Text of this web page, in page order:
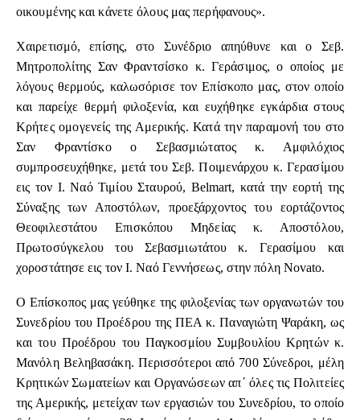
οικουμένης και κάνετε όλους μας περήφανους».
Χαιρετισμό, επίσης, στο Συνέδριο απηύθυνε και ο Σεβ.
Μητροπολίτης Σαν Φραντσίσκο κ. Γεράσιμος, ο οποίος με
λόγους θερμούς, καλωσόρισε τον Επίσκοπο μας, στον οποίο
και παρείχε θερμή φιλοξενία, και ευχήθηκε εγκάρδια στους
Κρήτες ομογενείς της Αμερικής. Κατά την παραμονή του στο
Σαν Φραντίσκο ο Σεβασμιώτατος κ. Αμφιλόχιος
συμπροσευχήθηκε, μετά του Σεβ. Ποιμενάρχου κ. Γερασίμου
εις τον Ι. Ναό Τιμίου Σταυρού, Belmart, κατά την εορτή της
Σύναξης των Αποστόλων, προεξάρχοντος του εορτάζοντος
Θεοφιλεστάτου Επισκόπου Μηδείας κ. Αποστόλου,
Πρωτοσύγκελου του Σεβασμιωτάτου κ. Γερασίμου και
χοροστάτησε εις τον Ι. Ναό Γεννήσεως, στην πόλη Novato.
Ο Επίσκοπος μας γεύθηκε της φιλοξενίας των οργανωτών του
Συνεδρίου του Προέδρου της ΠΕΑ κ. Παναγιώτη Ψαράκη, ως
και του Προέδρου του Παγκοσμίου Συμβουλίου Κρητών κ.
Μανόλη Βεληβασάκη. Περισσότεροι από 700 Σύνεδροι, μέλη
Κρητικών Σωματείων και Οργανώσεων απ΄ όλες τις Πολιτείες
της Αμερικής, μετείχαν των εργασιών του Συνεδρίου, το οποίο